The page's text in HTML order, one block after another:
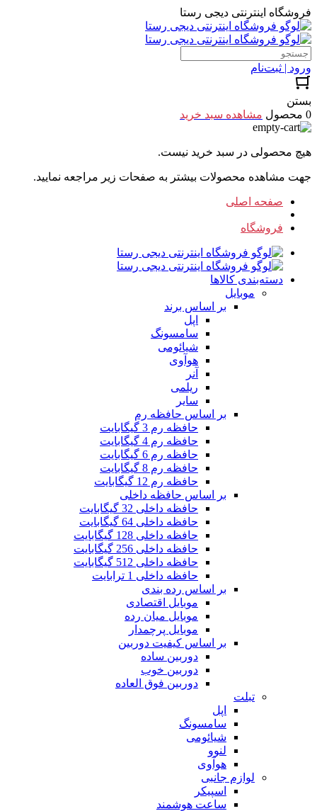
فروشگاه اینترنتی دیجی رستا
ورود | ثبت‌نام
بستن
0 محصول
مشاهده سبد خرید
هیچ محصولی در سبد خرید نیست.
جهت مشاهده محصولات بیشتر به صفحات زیر مراجعه نمایید.
صفحه اصلی
فروشگاه
دسته‌بندی کالاها
موبایل
بر اساس برند
اپل
سامسونگ
شیائومی
هوآوی
آنر
ریلمی
سایر
بر اساس حافظه رم
حافظه رم 3 گیگابایت
حافظه رم 4 گیگابایت
حافظه رم 6 گیگابایت
حافظه رم 8 گیگابایت
حافظه رم 12 گیگابایت
بر اساس حافظه داخلی
حافظه داخلی 32 گیگابایت
حافظه داخلی 64 گیگابایت
حافظه داخلی 128 گیگابایت
حافظه داخلی 256 گیگابایت
حافظه داخلی 512 گیگابایت
حافظه داخلی 1 ترابایت
بر اساس رده بندی
موبایل اقتصادی
موبایل میان رده
موبایل پرچمدار
بر اساس کیفیت دوربین
دوربین ساده
دوربین خوب
دوربین فوق العاده
تبلت
اپل
سامسونگ
شیائومی
لنوو
هوآوی
لوازم جانبی
اسپیکر
ساعت هوشمند